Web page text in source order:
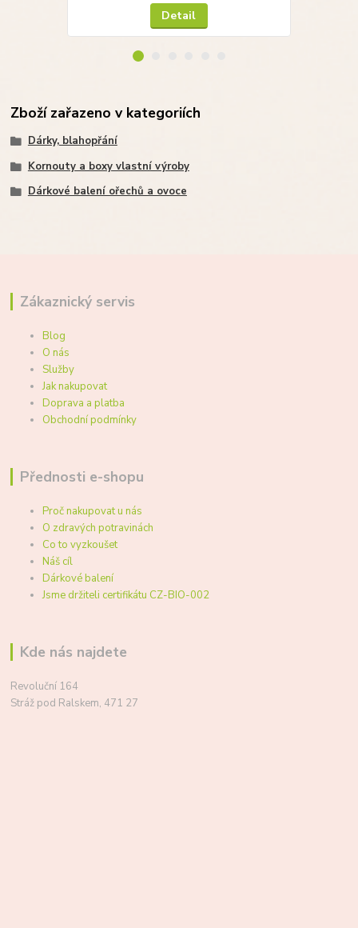
Detail
Zboží zařazeno v kategoriích
Dárky, blahopřání
Kornouty a boxy vlastní výroby
Dárkové balení ořechů a ovoce
Zákaznický servis
Blog
O nás
Služby
Jak nakupovat
Doprava a platba
Obchodní podmínky
Přednosti e-shopu
Proč nakupovat u nás
O zdravých potravinách
Co to vyzkoušet
Náš cíl
Dárkové balení
Jsme držiteli certifikátu CZ-BIO-002
Kde nás najdete
Revoluční 164
Stráž pod Ralskem, 471 27